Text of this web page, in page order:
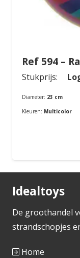
Ref 594 –
Stukprijs:
Diameter: 23 cm
Kleuren: Multicolor
Idealtoys
De groothandel
strandschopjes
Home